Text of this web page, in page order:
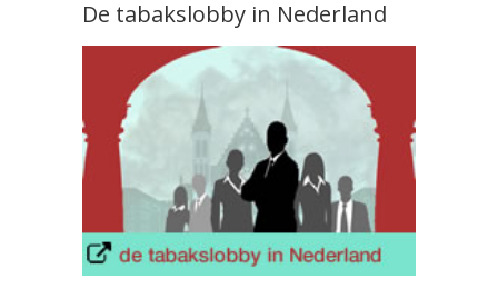
De tabakslobby in Nederland